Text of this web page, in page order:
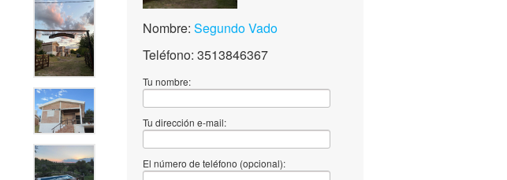
Nombre: Segundo Vado
Teléfono: 3513846367
Tu nombre:
Tu dirección e-mail:
El número de teléfono (opcional):